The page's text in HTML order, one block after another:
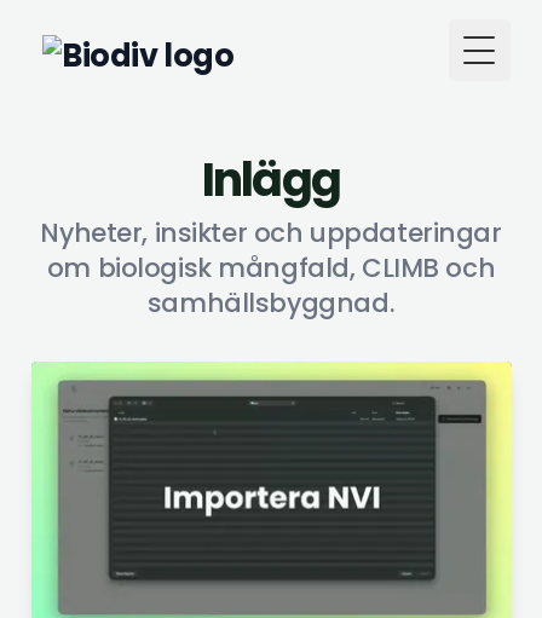
Inlägg
Nyheter, insikter och uppdateringar
om biologisk mångfald, CLIMB och
samhällsbyggnad.